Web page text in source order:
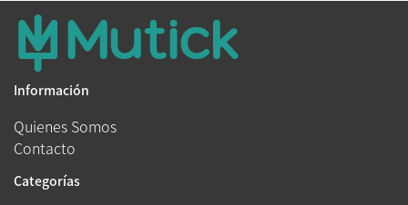
Información
Quienes Somos
Contacto
Categorías